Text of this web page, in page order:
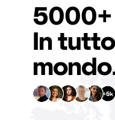
5000+
In